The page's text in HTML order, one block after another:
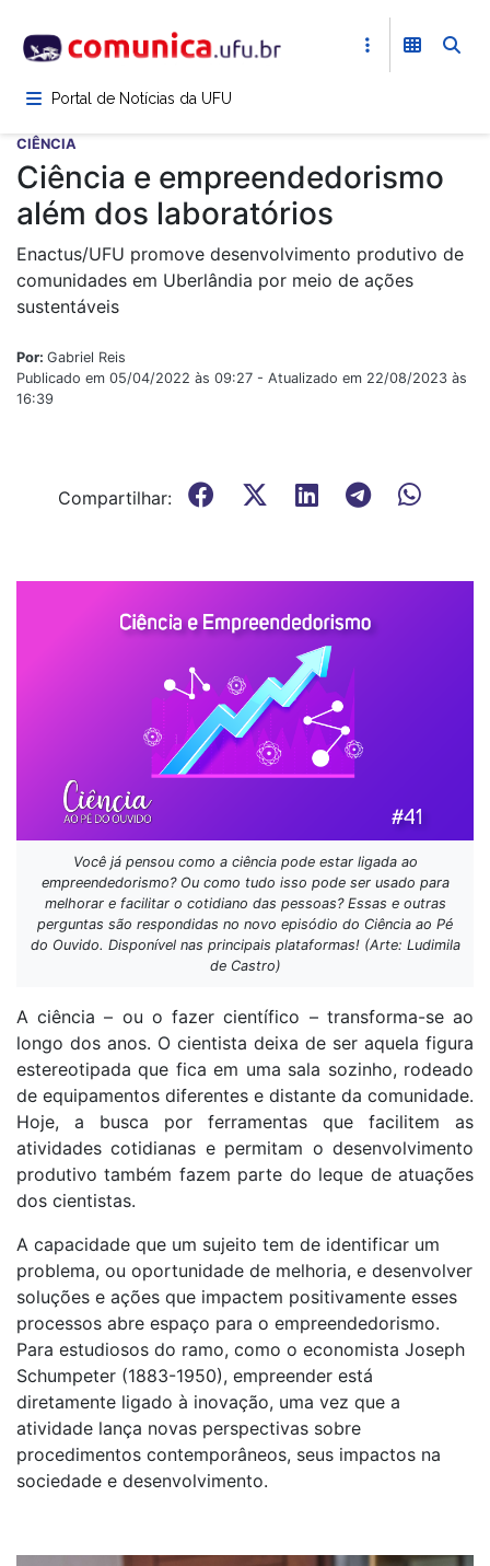
para
conteúdoPortal de Notícias da UFU
CIÊNCIA
Ciência e empreendedorismo
além dos laboratórios
Enactus/UFU promove desenvolvimento produtivo de
comunidades em Uberlândia por meio de ações
sustentáveis
Por: Gabriel Reis
Publicado em 05/04/2022 às 09:27 - Atualizado em 22/08/2023 às
16:39
Compartilhar:
Você já pensou como a ciência pode estar ligada ao
empreendedorismo? Ou como tudo isso pode ser usado para
melhorar e facilitar o cotidiano das pessoas? Essas e outras
perguntas são respondidas no novo episódio do Ciência ao Pé
do Ouvido. Disponível nas principais plataformas! (Arte: Ludimila
de Castro)
A ciência – ou o fazer científico – transforma-se ao
longo dos anos. O cientista deixa de ser aquela figura
estereotipada que fica em uma sala sozinho, rodeado
de equipamentos diferentes e distante da comunidade.
Hoje, a busca por ferramentas que facilitem as
atividades cotidianas e permitam o desenvolvimento
produtivo também fazem parte do leque de atuações
dos cientistas.
A capacidade que um sujeito tem de identificar um
problema, ou oportunidade de melhoria, e desenvolver
soluções e ações que impactem positivamente esses
processos abre espaço para o empreendedorismo.
Para estudiosos do ramo, como o economista Joseph
Schumpeter (1883-1950), empreender está
diretamente ligado à inovação, uma vez que a
atividade lança novas perspectivas sobre
procedimentos contemporâneos, seus impactos na
sociedade e desenvolvimento.